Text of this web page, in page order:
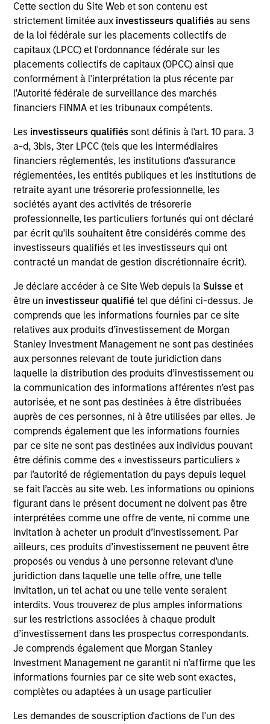
Cette section du Site Web et son contenu est
strictement limitée aux investisseurs qualifiésau sens
de la loi fédérale sur les placements collectifs de
capitaux (LPCC) et l'ordonnance fédérale sur les
placements collectifs de capitaux (OPCC) ainsi que
conformément à l'interprétation la plus récente par
l'Autorité fédérale de surveillance des marchés
financiers FINMA et les tribunaux compétents.
Les investisseurs qualifiés sont définis à l'art. 10 para. 3
a-d, 3bis, 3ter LPCC (tels que les intermédiaires
financiers réglementés, les institutions d'assurance
réglementées, les entités publiques et les institutions de
retraite ayant une trésorerie professionnelle, les
sociétés ayant des activités de trésorerie
professionnelle, les particuliers fortunés qui ont déclaré
par écrit qu'ils souhaitent être considérés comme des
investisseurs qualifiés et les investisseurs qui ont
contracté un mandat de gestion discrétionnaire écrit).
Je déclare accéder à ce Site Web depuis la Suisse et
être un investisseur qualifiétel que défini ci-dessus. Je
comprends que les informations fournies par ce site
relatives aux produits d’investissement de Morgan
Stanley Investment Management ne sont pas destinées
aux personnes relevant de toute juridiction dans
laquelle la distribution des produits d’investissement ou
la communication des informations afférentes n’est pas
autorisée, et ne sont pas destinées à être distribuées
auprès de ces personnes, ni à être utilisées par elles. Je
comprends également que les informations fournies
par ce site ne sont pas destinées aux individus pouvant
être définis comme des « investisseurs particuliers »
par l’autorité de réglementation du pays depuis lequel
se fait l’accès au site web. Les informations ou opinions
figurant dans le présent document ne doivent pas être
interprétées comme une offre de vente, ni comme une
invitation à acheter un produit d’investissement. Par
ailleurs, ces produits d’investissement ne peuvent être
proposés ou vendus à une personne relevant d’une
juridiction dans laquelle une telle offre, une telle
invitation, un tel achat ou une telle vente seraient
interdits. Vous trouverez de plus amples informations
sur les restrictions associées à chaque produit
d’investissement dans les prospectus correspondants.
Je comprends également que Morgan Stanley
Investment Management ne garantit ni n’affirme que les
informations fournies par ce site web sont exactes,
complètes ou adaptées à un usage particulier
Les demandes de souscription d'actions de l'un des
YEARS OF INDUSTRY EXPERIENCE
11 Years
TEAM
North America Private Credit
Nikhil Vaidya is a Executive Director at Morgan
Stanley and is a member of the Morgan Stanley
Private Credit team, where he focuses on
originating and underwriting investment
opportunities. Mr. Vaidya joined Morgan Stanley in
2021 and has over seven years of relevant industry
experience. Prior to joining Morgan Stanley, Mr.
Vaidya worked at The Carlyle Group, most recently
as a Vice President within the Direct Lending team,
where he was responsible for originating,
structuring, and executing private credit
investments across various industries. Prior to
joining The Carlyle Group, Mr. Vaidya worked for the
Merchant Banking / Middle Market Leveraged
Finance team at BNP Paribas, where he was
focused on underwriting private equity sponsored
transactions. Mr. Vaidya earned a Honors in
Business Administration from the Richard Ivey
School of Business at the University of the Western
Ontario, as well as a B.A. in Financial Economics
from the University of Western Ontario.
Team Insights
ARTICLE